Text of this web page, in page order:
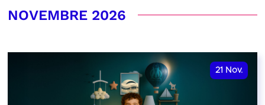
NOVEMBRE 2026
21 Nov.